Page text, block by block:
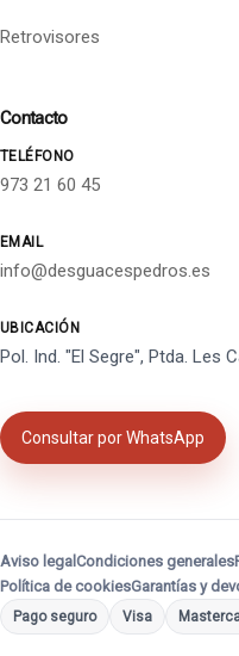
Retrovisores
Contacto
TELÉFONO
973 21 60 45
EMAIL
info@desguacespedros.es
UBICACIÓN
Pol. Ind. "El Segre", Ptda. Les
Consultar por WhatsApp
Aviso legal Condiciones generales
Política de cookiesGarantías y
Pago seguro Visa